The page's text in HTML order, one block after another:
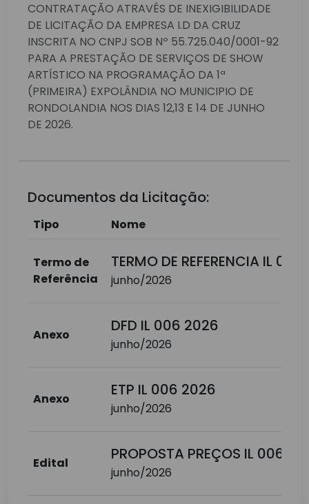
CONTRATAÇÃO ATRAVÉS DE INEXIGIBILIDADE
DE LICITAÇÃO DA EMPRESA I.D DA CRUZ
INSCRITA NO CNPJ SOB Nº 55.725.040/0001-92
PARA A PRESTAÇÃO DE SERVIÇOS DE SHOW
ARTÍSTICO NA PROGRAMAÇÃO DA 1ª
(PRIMEIRA) EXPOLÂNDIA NO MUNICIPIO DE
RONDOLANDIA NOS DIAS 12,13 E 14 DE JUNHO
DE 2026.
Documentos da Licitação:
Tipo Nome
Termo de
Referência
TERMO DE REFERENCIA IL
junho/2026
Anexo DFD IL 006 2026
junho/2026
Anexo ETP IL 006 2026
junho/2026
Edital PROPOSTA PREÇOS IL 006
junho/2026